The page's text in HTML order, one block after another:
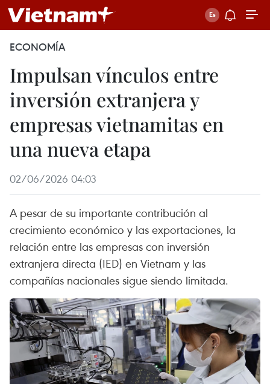
ECONOMÍA
Impulsan vínculos entre
inversión extranjera y
empresas vietnamitas en
una nueva etapa
02/06/2026 04:03
A pesar de su importante contribución al
crecimiento económico y las exportaciones, la
relación entre las empresas con inversión
extranjera directa (IED) en Vietnam y las
compañías nacionales sigue siendo limitada.